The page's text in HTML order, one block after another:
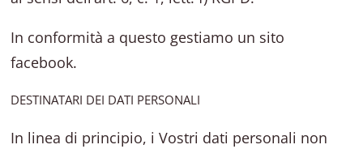
In conformità a questo gestiamo un sito
facebook.
DESTINATARI DEI DATI PERSONALI
In linea di principio, i Vostri dati personali non